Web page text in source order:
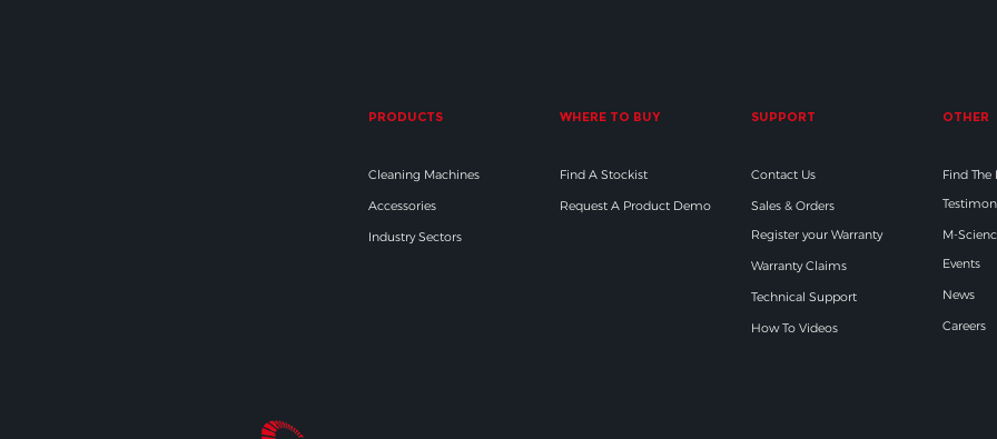
PRODUCTS WHERE TO BUY SUPPORT OTHER
Cleaning Machines
Accessories
Industry Sectors
Find A Stockist
Request A Product Demo
Contact Us
Sales & Orders
Register your Warranty
Warranty Claims
Technical Support
How To Videos
Find The
M-
Events
News
Careers